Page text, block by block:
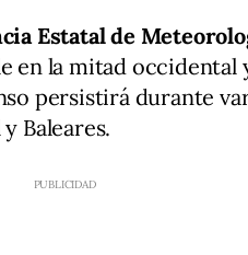
Estatal de
en la mitad occidental
persistirá durante
Baleares.